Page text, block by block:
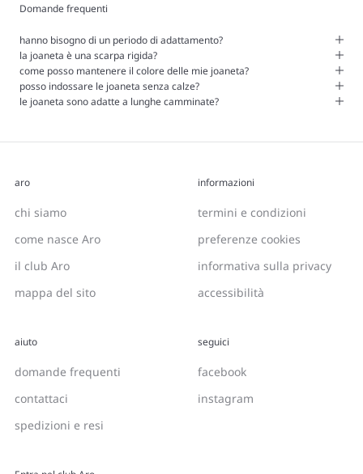
Domande frequenti
hanno bisogno di un periodo di adattamento?
la joaneta è una scarpa rigida?
come posso mantenere il colore delle mie joaneta?
posso indossare le joaneta senza calze?
le joaneta sono adatte a lunghe camminate?
aro
chi siamo
come nasce Aro
il club Aro
mappa del sito
informazioni
termini e condizioni
preferenze cookies
informativa sulla privacy
accessibilità
aiuto
domande frequenti
contattaci
spedizioni e resi
seguici
facebook
instagram